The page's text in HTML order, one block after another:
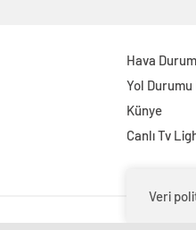
Hava
Yol
Künye
Canlı Tv
Veri